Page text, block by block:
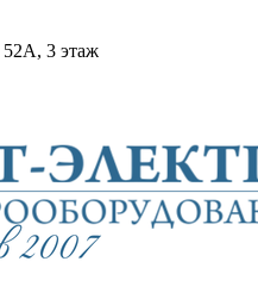
52А, 3 этаж